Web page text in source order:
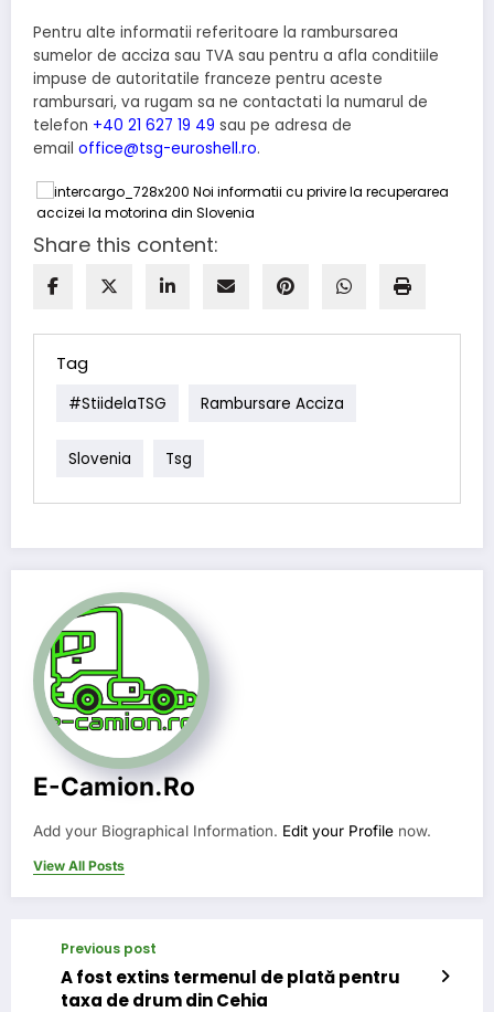
Pentru alte informatii referitoare la rambursarea
sumelor de acciza sau TVA sau pentru a afla conditiile
impuse de autoritatile franceze pentru aceste
rambursari, va rugam sa ne contactati la numarul de
telefon +40 21 627 19 49 sau pe adresa de
email office@tsg-euroshell.ro.
Share this content:
Tag
#stiidelaTSG Rambursare Acciza
Slovenia Tsg
E-Camion.ro
Add your Biographical Information. Edit your Profile now.
View All Posts
Previous post
A fost extins termenul de plată pentru
taxa de drum din Cehia